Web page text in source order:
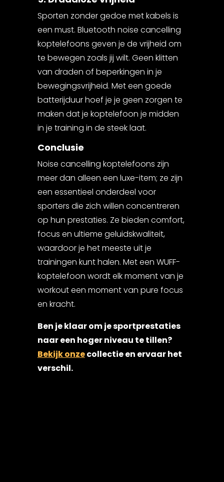
Sporten zonder gedoe met kabels is
een must. Bluetooth noise cancelling
koptelefoons geven je de vrijheid om
te bewegen zoals jij wilt. Geen klitten
van draden of beperkingen in je
bewegingsvrijheid. Met een goede
batterijduur hoef je je geen zorgen te
maken dat je koptelefoon je midden
in je training in de steek laat.
Conclusie
Noise cancelling koptelefoons zijn
meer dan alleen een luxe-item; ze zijn
een essentieel onderdeel voor
sporters die zich willen concentreren
op hun prestaties. Ze bieden comfort,
focus en ultieme geluidskwaliteit,
waardoor je het meeste uit je
trainingen kunt halen. Met een WUFF-
koptelefoon wordt elk moment van je
workout een moment van pure focus
en kracht.
Ben je klaar om je sportprestaties
naar een hoger niveau te tillen?
Bekijk onzecollectie en ervaar het
verschil.